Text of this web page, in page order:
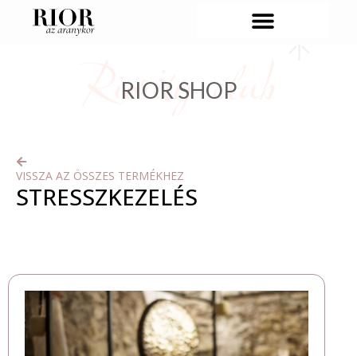
RIOR SHOP
VISSZA AZ ÖSSZES TERMÉKHEZ
STRESSZKEZELÉS